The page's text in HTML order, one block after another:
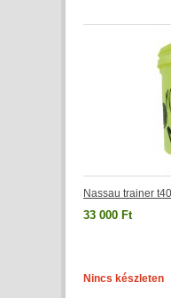
Nassau trainer
33 000 Ft
Nincs készleten